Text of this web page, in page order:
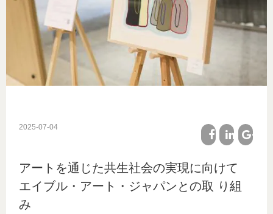
2025-07-04
アートを通じた共生社会の実現に向けて
エイブル・アート・ジャパンとの取 り組
み